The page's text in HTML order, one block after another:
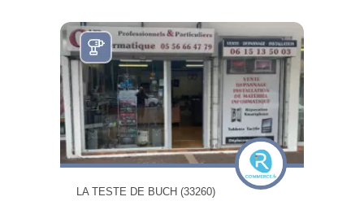
LA TESTE DE BUCH (33260)